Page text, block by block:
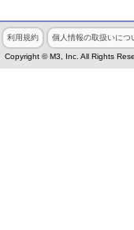
利用規約 個人情報の取扱いにつ
Copyright © M3, Inc. All Rights